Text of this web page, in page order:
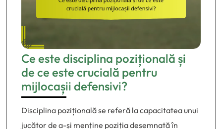
Ce este disciplina pozițională și
de ce este crucială pentru
mijlocașii defensivi?
Disciplina pozițională se referă la capacitatea unui
jucător de a-și menține poziția desemnată în